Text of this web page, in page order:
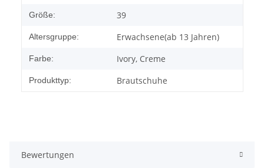
Größe: 39
Altersgruppe: Erwachsene(ab 13 Jahren)
Farbe: Ivory, Creme
Produkttyp: Brautschuhe
Bewertungen